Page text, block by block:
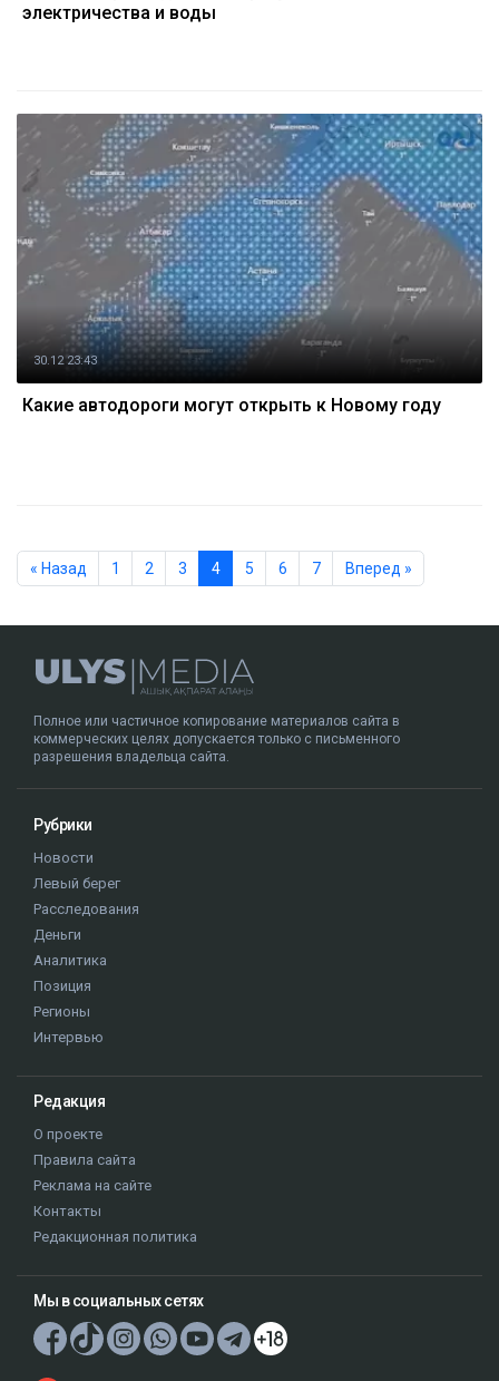
электричества и воды
30.12 23:43
Какие автодороги могут открыть к Новому году
« Назад 1 2 3 4 5 6 7 Вперед »
Полное или частичное копирование материалов сайта в
коммерческих целях допускается только с письменного
разрешения владельца сайта.
Рубрики
Новости
Левый берег
Расследования
Деньги
Аналитика
Позиция
Регионы
Интервью
Редакция
О проекте
Правила сайта
Реклама на сайте
Контакты
Редакционная политика
Мы в социальных сетях